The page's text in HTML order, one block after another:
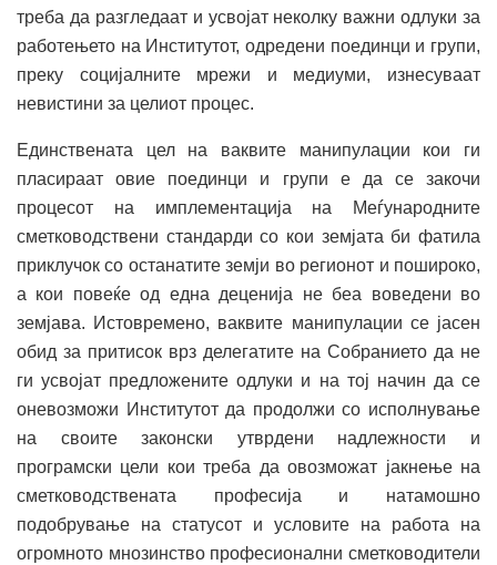
треба да разгледаат и усвојат неколку важни одлуки за
работењето на Институтот, одредени поединци и групи,
преку социјалните мрежи и медиуми, изнесуваат
невистини за целиот процес.
Единствената цел на ваквите манипулации кои ги
пласираат овие поединци и групи е да се закочи
процесот на имплементација на Меѓународните
сметководствени стандарди со кои земјата би фатила
приклучок со останатите земји во регионот и пошироко,
а кои повеќе од една деценија не беа воведени во
земјава. Истовремено, ваквите манипулации се јасен
обид за притисок врз делегатите на Собранието да не
ги усвојат предложените одлуки и на тој начин да се
оневозможи Институтот да продолжи со исполнување
на своите законски утврдени надлежности и
програмски цели кои треба да овозможат јакнење на
сметководствената професија и натамошно
подобрување на статусот и условите на работа на
огромното мнозинство професионални сметководители